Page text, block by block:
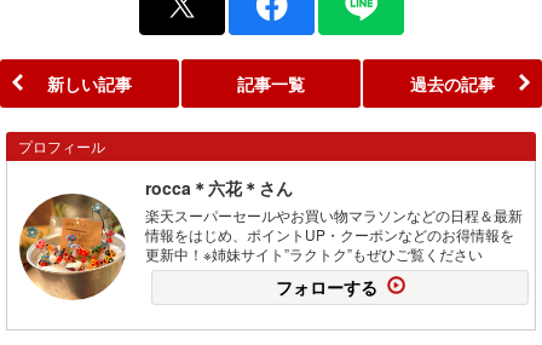
新しい記事 記事一覧 過去の記事
プロフィール
rocca＊六花＊さん
楽天スーパーセールやお買い物マラソンなどの日程＆最新
情報をはじめ、ポイントUP・クーポンなどのお得情報を
更新中！※姉妹サイト”ラクトク”もぜひご覧ください
フォローする